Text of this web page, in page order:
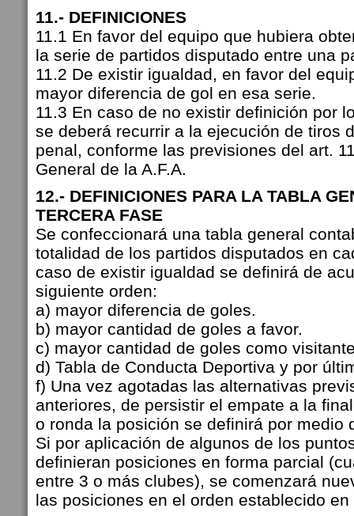
11.- DEFINICIONES
11.1 En favor del equipo que hubiera
la serie de partidos disputado entre una
11.2 De existir igualdad, en favor del
mayor diferencia de gol en esa serie.
11.3 En caso de no existir definición por
se deberá recurrir a la ejecución de tiros
penal, conforme las previsiones del art.
General de la A.F.A.
12.- DEFINICIONES PARA LA TABLA
TERCERA FASE
Se confeccionará una tabla general
totalidad de los partidos disputados en
caso de existir igualdad se definirá de
siguiente orden:
a) mayor diferencia de goles.
b) mayor cantidad de goles a favor.
c) mayor cantidad de goles como
d) Tabla de Conducta Deportiva y por
f) Una vez agotadas las alternativas
anteriores, de persistir el empate a la
o ronda la posición se definirá por medio
Si por aplicación de algunos de los
definieran posiciones en forma parcial
entre 3 o más clubes), se comenzará
las posiciones en el orden establecido